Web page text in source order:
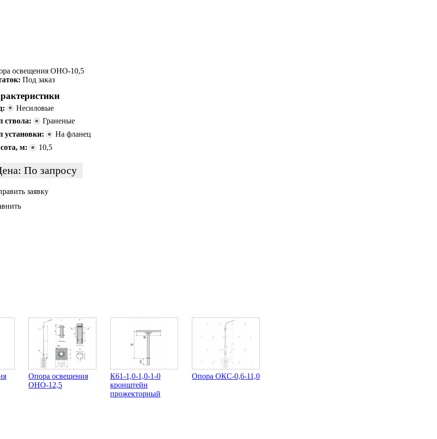
освещения ОНО-10,5
Под заказ
Несиловые
ствола:
Граненые
установки:
На фланец
м:
10,5
По запросу
заявку
Опора освещения
ОНО-12,5
К61-1,0-1,0-1-0
кронштейн
прожекторный
Опора ОКС-0,6-11,0